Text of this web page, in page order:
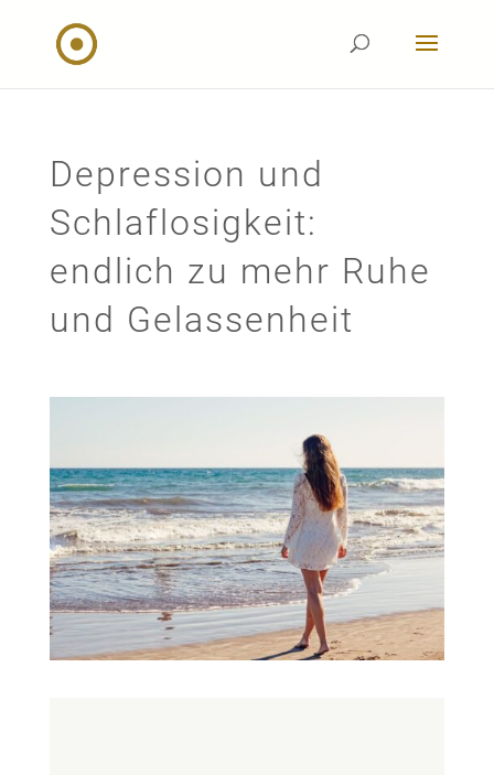
Depression und
Schlaflosigkeit:
endlich zu mehr Ruhe
und Gelassenheit